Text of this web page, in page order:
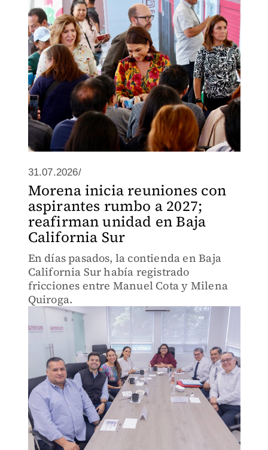
31.07.2026/
Morena inicia reuniones con
aspirantes rumbo a 2027;
reafirman unidad en Baja
California Sur
En días pasados, la contienda en Baja
California Sur había registrado
fricciones entre Manuel Cota y Milena
Quiroga.